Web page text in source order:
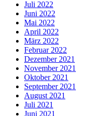
Juli 2022
Juni 2022
Mai 2022
April 2022
März 2022
Februar 2022
Dezember 2021
November 2021
Oktober 2021
September 2021
August 2021
Juli 2021
Juni 2021